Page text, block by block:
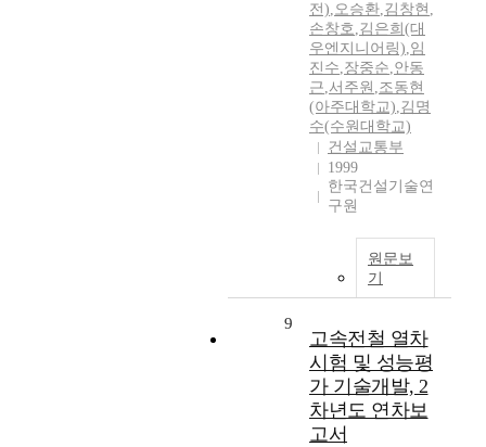
전),오승환,김창현 ,
손창호,김은희(대
우엔지니어링),임
진수,장중순,안동
근,서주원 ,조동현
(아주대학교),김명
수(수원대학교)
건설교통부
1999
한국건설기술연
구원
원문보
기
9
고속전철 열차
시험 및 성능평
가 기술개발, 2
차년도 연차보
고서